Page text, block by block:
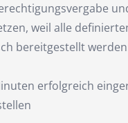
weil alle
bereitgestellt
erfolgreich